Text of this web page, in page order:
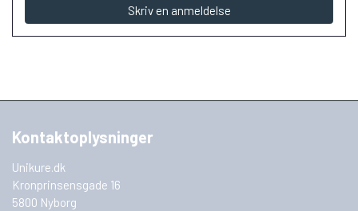
Skriv en anmeldelse
Kontaktoplysninger
Unikure.dk
Kronprinsensgade 16
5800 Nyborg